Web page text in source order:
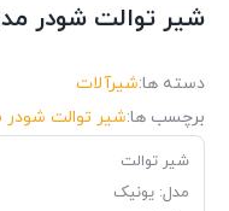
شیر توالت شودر
دسته ها:شیرآلات
برچسب ها:شیر توالت
شیر توالت
مدل: یونیک